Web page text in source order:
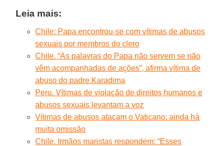
Leia mais:
Chile: Papa encontrou-se com vítimas de abusos
sexuais por membros do clero
Chile. “As palavras do Papa não servem se não
vêm acompanhadas de ações”, afirma vítima de
abuso do padre Karadima
Peru. Vítimas de violação de direitos humanos e
abusos sexuais levantam a voz
Vítimas de abusos atacam o Vaticano: ainda há
muita omissão
Chile. Irmãos maristas respondem: “Esses